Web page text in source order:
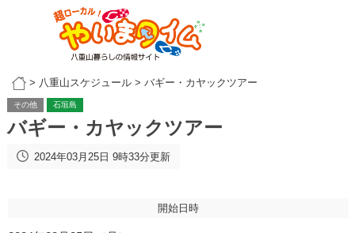
> 八重山スケジュール> バギー・カヤックツアー
その他 石垣島
バギー・カヤックツアー
2024年03月25日 9時33分更新
開始日時